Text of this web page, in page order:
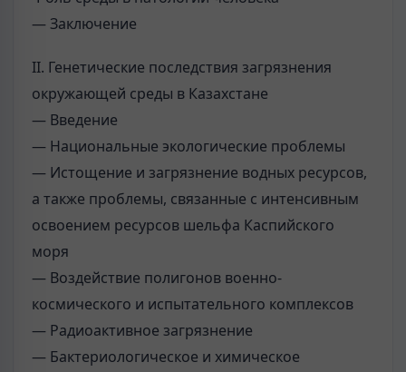
— Заключение
II. Генетические последствия загрязнения
окружающей среды в Казахстане
— Введение
— Национальные экологические проблемы
— Истощение и загрязнение водных ресурсов,
а также проблемы, связанные с интенсивным
освоением ресурсов шельфа Каспийского
моря
— Воздействие полигонов военно-
космического и испытательного комплексов
— Радиоактивное загрязнение
— Бактериологическое и химическое